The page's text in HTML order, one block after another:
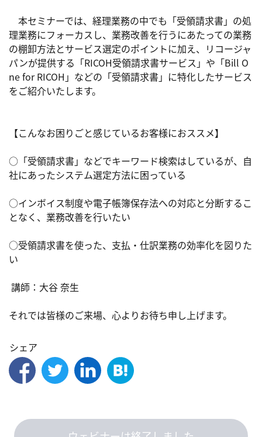
本セミナーでは、経理業務の中でも「受領請求書」の処
理業務にフォーカスし、業務改善を行うにあたっての業務
の棚卸方法とサービス選定のポイントに加え、リコージャ
パンが提供する「RICOH受領請求書サービス」や「Bill O
ne for RICOH」などの「受領請求書」に特化したサービス
をご紹介いたします。
【こんなお困りごと感じているお客様におススメ】
○「受領請求書」などでキーワード検索はしているが、自
社にあったシステム選定方法に困っている
○インボイス制度や電子帳簿保存法への対応と分断するこ
となく、業務改善を行いたい
○受領請求書を使った、支払・仕訳業務の効率化を図りた
い
講師：大谷 奈生
それでは皆様のご来場、心よりお待ち申し上げます。
シェア